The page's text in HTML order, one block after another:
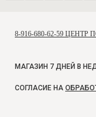
8-916-680-62-59
МАГАЗИН 7 ДНЕЙ В
СОГЛАСИЕ НА